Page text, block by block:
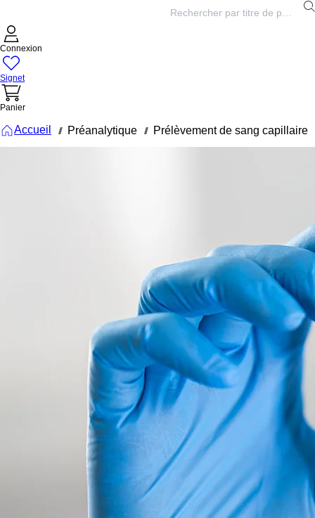
Connexion
Signet
Panier
Accueil /// Préanalytique /// Prélèvement de sang capillaire